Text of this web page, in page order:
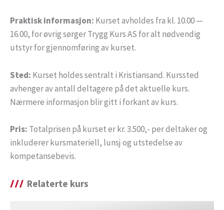
Praktisk informasjon: Kurset avholdes fra kl. 10.00 —
16.00, for øvrig sørger Trygg Kurs AS for alt nødvendig
utstyr for gjennomføring av kurset.
Sted: Kurset holdes sentralt i Kristiansand. Kurssted
avhenger av antall deltagere på det aktuelle kurs.
Nærmere informasjon blir gitt i forkant av kurs.
Pris: Totalprisen på kurset er kr. 3.500,- per deltaker og
inkluderer kursmateriell, lunsj og utstedelse av
kompetansebevis.
Relaterte kurs